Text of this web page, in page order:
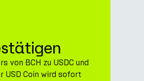
von BCH zu USDC und
USD Coin wird sofort